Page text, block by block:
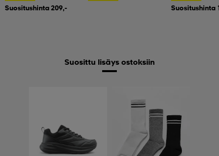
Suositushinta 209,- Suositushinta
Suosittu lisäys ostoksiin